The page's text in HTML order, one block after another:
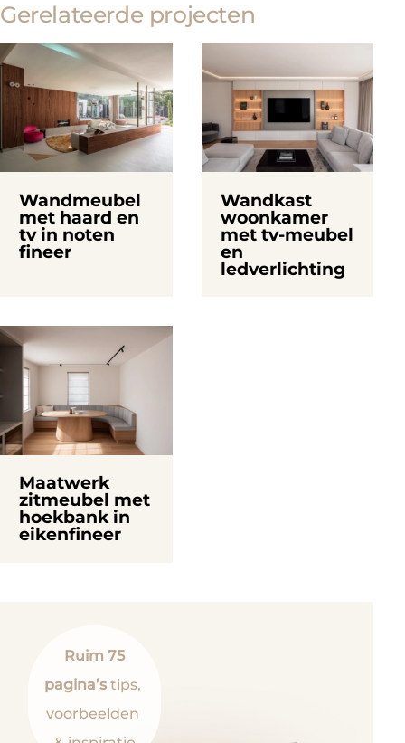
Gerelateerde projecten
Wandmeubel
met haard en
tv in noten
fineer
Wandkast
woonkamer
met tv-meubel
en
ledverlichting
Maatwerk
zitmeubel met
hoekbank in
eikenfineer
Ruim 75
pagina’s tips,
voorbeelden